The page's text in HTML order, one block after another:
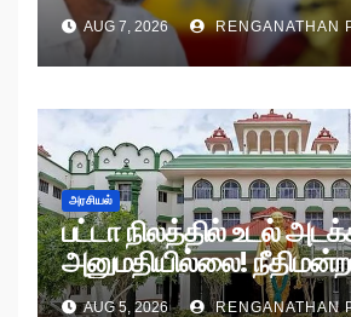
AUG 7, 2026 RENGANATHAN
அரசியல்
பட்டா நிலத்தில் உடல்
அனுமதியில்லை!
உத்தரவு!
AUG 5, 2026 RENGANATHAN